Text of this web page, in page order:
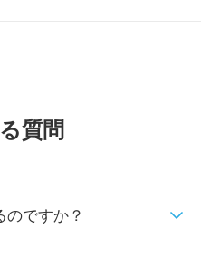
質問
のですか？